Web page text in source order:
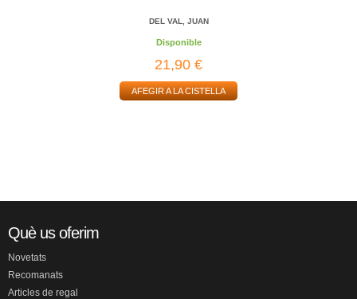
DEL VAL, JUAN
Disponible
21,90 €
AFEGIR A LA CISTELLA
Què us oferim
Novetats
Recomanats
Articles de regal